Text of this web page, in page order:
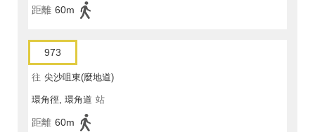
距離 60m
973
往 尖沙咀東(麼地道)
環角徑, 環角道 站
距離 60m